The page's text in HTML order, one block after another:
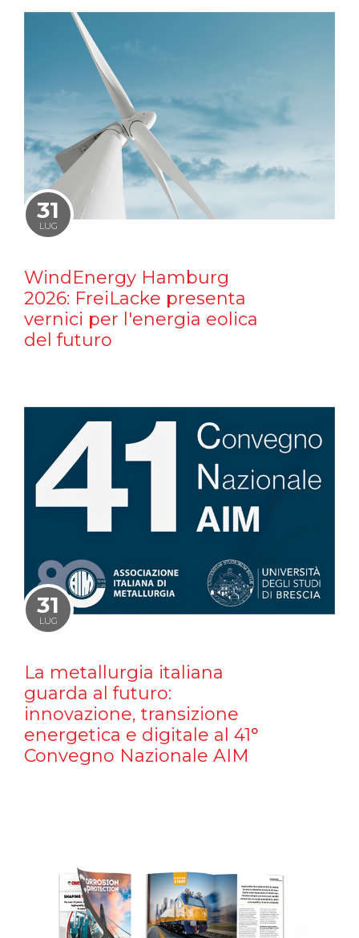
31
LUG
WindEnergy Hamburg
2026: FreiLacke presenta
vernici per l'energia eolica
del futuro
31
LUG
La metallurgia italiana
guarda al futuro:
innovazione, transizione
energetica e digitale al 41°
Convegno Nazionale AIM